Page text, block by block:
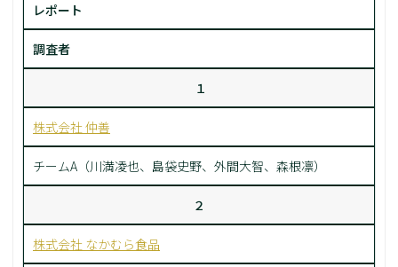
レポート
調査者
１
株式会社 仲善
チームA（川満凌也、島袋史野、外間大智、森根凛）
２
株式会社 なかむら食品